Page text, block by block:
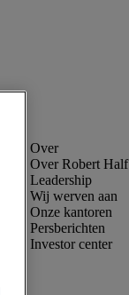
Over Robert Half
Leadership
Wij werven aan
Onze kantoren
Persberichten
Investor center